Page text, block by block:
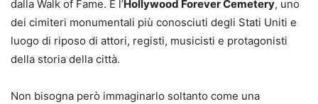
dalla Walk of Fame. È l’Hollywood Forever Cemetery, uno
dei cimiteri monumentali più conosciuti degli Stati Uniti e
luogo di riposo di attori, registi, musicisti e protagonisti
della storia della città.
Non bisogna però immaginarlo soltanto come una